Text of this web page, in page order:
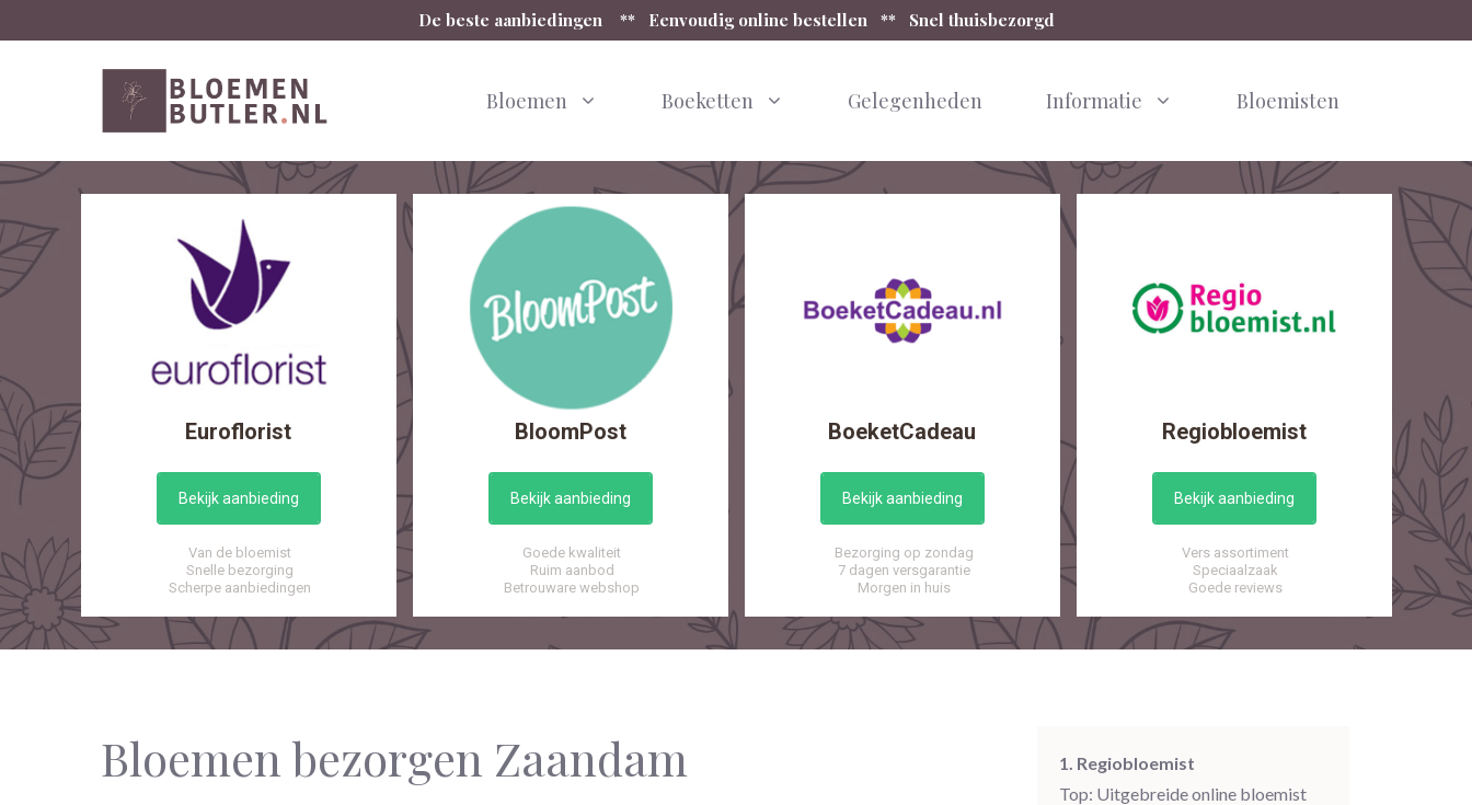
De beste aanbiedingen ** Eenvoudig online bestellen ** Snel thuisbezorgd
Bloemen Boeketten Gelegenheden Informatie Bloemisten
Euroflorist
Bekijk aanbieding
Van de bloemist
Snelle bezorging
Scherpe aanbiedingen
BloomPost
Bekijk aanbieding
Goede kwaliteit
Ruim aanbod
Betrouware webshop
BoeketCadeau
Bekijk aanbieding
Bezorging op zondag
7 dagen versgarantie
Morgen in huis
Regiobloemist
Bekijk aanbieding
Vers assortiment
Speciaalzaak
Goede reviews
Bloemen bezorgen Zaandam
1. Regiobloemist
Top: Uitgebreide online bloemist